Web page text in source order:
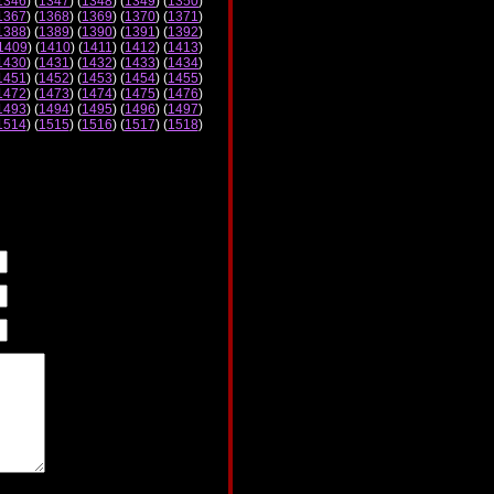
) (1368) (1369) (1370) (1371)
) (1389) (1390) (1391) (1392)
) (1410) (1411) (1412) (1413)
) (1431) (1432) (1433) (1434)
) (1452) (1453) (1454) (1455)
) (1473) (1474) (1475) (1476)
) (1494) (1495) (1496) (1497)
) (1515) (1516) (1517) (1518)